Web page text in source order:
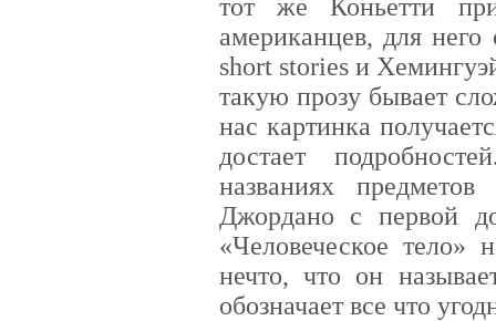
тот же Коньетти
американцев, для
short stories и
такую прозу бывает
нас картинка
достает
названиях
Джордано с первой
«Человеческое тело»
нечто, что он
обозначает все что